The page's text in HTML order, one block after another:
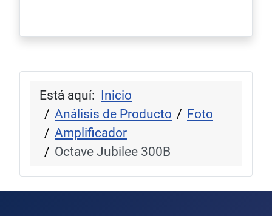
Está aquí:
Inicio
Análisis de Producto
Foto
Amplificador
Octave Jubilee 300B